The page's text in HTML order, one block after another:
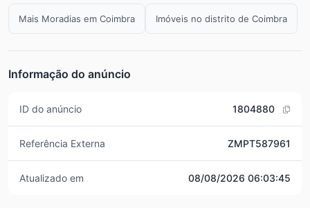
Mais Moradias em Coimbra Imóveis no distrito de Coimbra
Informação do anúncio
ID do anúncio 1804880
Referência Externa ZMPT587961
Atualizado em 08/08/2026 06:03:45